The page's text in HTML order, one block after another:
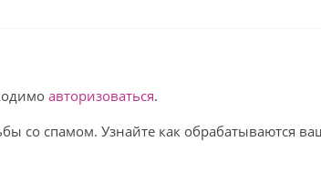
авторизоваться.
со спамом. Узнайте как обрабатываются